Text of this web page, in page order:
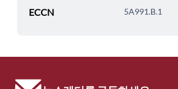
ECCN 5A991.B.1